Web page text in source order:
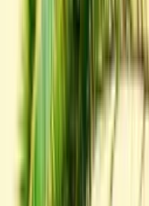
om teruggebeld te
foto's en
in Rabat
Wekelijks
Maandelijks
MAD
MAD 36,000